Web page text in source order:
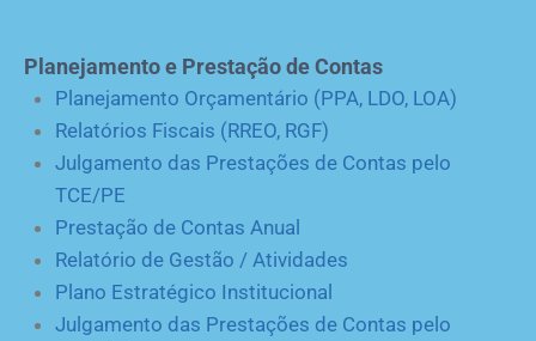
Planejamento e Prestação de Contas
Planejamento Orçamentário (PPA, LDO, LOA)
Relatórios Fiscais (RREO, RGF)
Julgamento das Prestações de Contas pelo
TCE/PE
Prestação de Contas Anual
Relatório de Gestão / Atividades
Plano Estratégico Institucional
Julgamento das Prestações de Contas pelo